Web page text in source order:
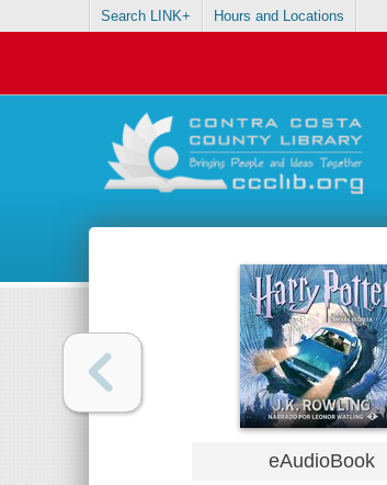
Search LINK+ Hours and Locations
eAudioBook